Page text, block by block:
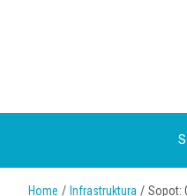
Home Infrastruktura Sopot: